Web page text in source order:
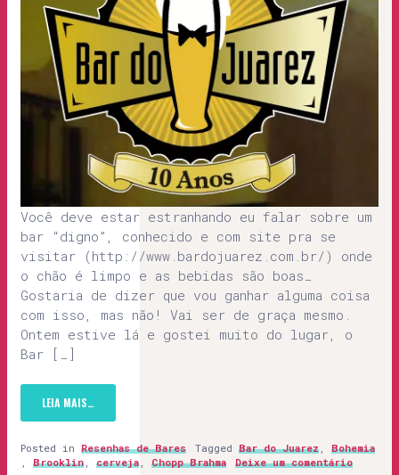
Você deve estar estranhando eu falar sobre um
bar “digno”, conhecido e com site pra se
visitar (http://www.bardojuarez.com.br/) onde
o chão é limpo e as bebidas são boas…
Gostaria de dizer que vou ganhar alguma coisa
com isso, mas não! Vai ser de graça mesmo.
Ontem estive lá e gostei muito do lugar, o
Bar […]
LEIA MAIS…
Posted in Resenhas de Bares Tagged Bar do Juarez , Bohemia
, Brooklin , cerveja , Chopp Brahma Deixe um comentário